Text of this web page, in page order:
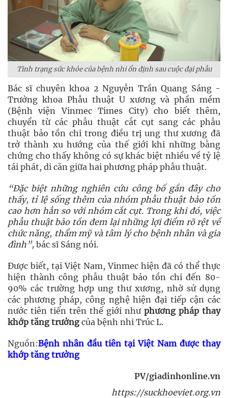
Tình trạng sức khỏe của bệnh nhi ổn định sau cuộc đại phẫu
Bác sĩ chuyên khoa 2 Nguyễn Trần Quang Sáng -
Trưởng khoa Phẫu thuật U xương và phần mềm
(Bệnh viện Vinmec Times City) cho biết thêm,
chuyển từ các phẫu thuật cắt cụt sang các phẫu
thuật bảo tồn chi trong điều trị ung thư xương đã
trở thành xu hướng của thế giới khi những bằng
chứng cho thấy không có sự khác biệt nhiều về tỷ lệ
tái phát, di căn giữa hai phương pháp phẫu thuật.
“Đặc biệt những nghiên cứu công bố gần đây cho
thấy, tỉ lệ sống thêm của nhóm phẫu thuật bảo tồn
cao hơn hẳn so với nhóm cắt cụt. Trong khi đó, việc
phẫu thuật bảo tồn đem lại những lợi điểm rõ rệt về
chức năng, thẩm mỹ và tâm lý cho bệnh nhân và gia
đình”, bác sĩ Sáng nói.
Được biết, tại Việt Nam, Vinmec hiện đã có thể thực
hiện thành công phẫu thuật bảo tồn chi đến 80-
90% các trường hợp ung thư xương, nhờ sử dụng
các phương pháp, công nghệ hiện đại tiếp cận các
nước tiên tiến trên thế giới như phương pháp thay
khớp tăng trưởngcủa bệnh nhi Trúc L.
Nguồn:Bệnh nhân đầu tiên tại Việt Nam được thay
khớp tăng trưởng
PV/giadinhonline.vn
https://suckhoeviet.org.vn